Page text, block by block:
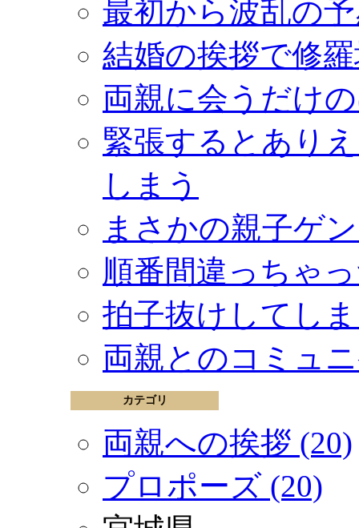
最初から波乱の
結婚の挨拶で修
両親に会うだけ
緊張するとあり
しまう
まさかの親子ゲ
順番間違っちゃ
拍子抜けしてし
両親とのコミュ
カテゴリ
両親への挨拶 (20)
プロポーズ (20)